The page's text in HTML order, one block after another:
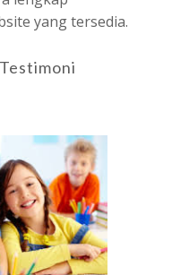
yang tersedia.